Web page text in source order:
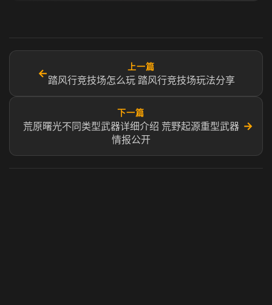
←
上一篇
踏风行竞技场怎么玩 踏风行竞技场玩法分享
下一篇
荒原曙光不同类型武器详细介绍 荒野起源重型武器
情报公开
→